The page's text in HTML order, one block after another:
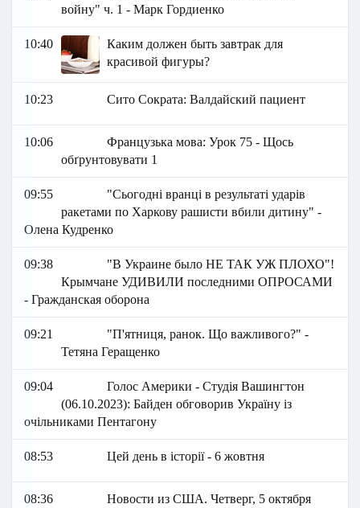
войну" ч. 1 - Марк Гордиенко
10:40
Каким должен быть завтрак для
красивой фигуры?
10:23 Сито Сократа: Валдайский пациент
10:06
Французька мова: Урок 75 - Щось
обґрунтовувати 1
09:55
"Сьогодні вранці в результаті ударів
ракетами по Харкову рашисти вбили дитину" -
Олена Кудренко
09:38
"В Украине было НЕ ТАК УЖ ПЛОХО"!
Крымчане УДИВИЛИ последними ОПРОСАМИ
- Гражданская оборона
09:21
"П'ятниця, ранок. Що важливого?" -
Тетяна Геращенко
09:04
Голос Америки - Студія Вашингтон
(06.10.2023): Байден обговорив Україну із
очільниками Пентагону
08:53 Цей день в історії - 6 жовтня
08:36
Новости из США. Четверг, 5 октября